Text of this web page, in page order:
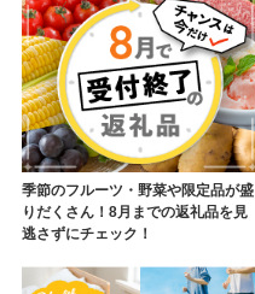
季節のフルーツ・野菜や限定品が盛
りだくさん！8月までの返礼品を見
逃さずにチェック！